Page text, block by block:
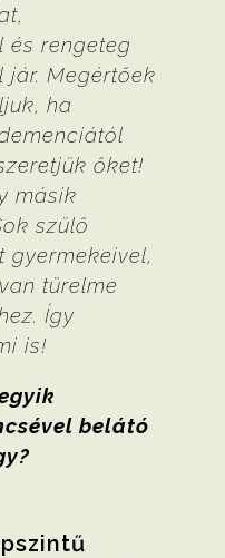
és rengeteg
Megértőek
ha
őket!
másik
szülő
gyermekeivel,
türelme
Így
is!
belátó